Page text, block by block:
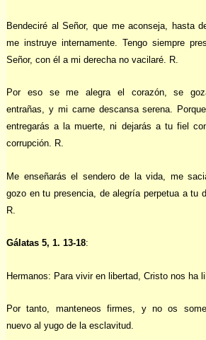
Bendeciré al Señor, que me aconseja, hasta
me instruye internamente. Tengo siempre
Señor, con él a mi derecha no vacilaré. R.
Por eso se me alegra el corazón, se
entrañas, y mi carne descansa serena.
entregarás a la muerte, ni dejarás a tu fiel
corrupción. R.
Me enseñarás el sendero de la vida, me
gozo en tu presencia, de alegría perpetua a tu
R.
Gálatas 5, 1. 13-18:
Hermanos: Para vivir en libertad, Cristo nos ha
Por tanto, manteneos firmes, y no os
nuevo al yugo de la esclavitud.